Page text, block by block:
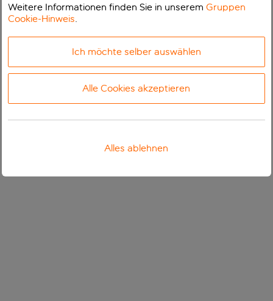
Weitere Informationen finden Sie in unseremGruppen
Cookie-Hinweis.
Ich möchte selber auswählen
Alle Cookies akzeptieren
Alles ablehnen